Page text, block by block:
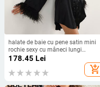
halate de baie cu pene satin mini
rochie sexy cu mâneci lungi
peignoirs largi pentru femei rochie
albă de mireasă rochii negre de
mireasă
178.45 Lei
add_shopping_cart